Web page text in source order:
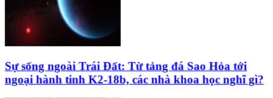
Sự sống ngoài Trái Đất: Từ tảng đá Sao Hỏa tới
ngoại hành tinh K2‑18b, các nhà khoa học nghĩ gì?